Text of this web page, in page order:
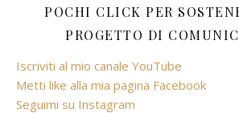
POCHI CLICK PER
PROGETTO DI
Iscriviti al mio canale YouTube
Metti like alla mia pagina Facebook
Seguimi su Instagram